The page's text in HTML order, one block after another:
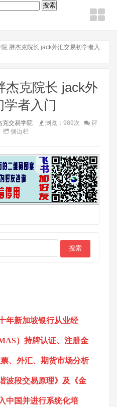
胖杰克院长 jack外汇交易初学者入
杰克院长 jack外
者入门
克交易学院 浏览：989次
评
侧边栏
年新加坡银行从业经
）持牌认证、注册金
、外汇、期货市场分析
波段交易原理》及《金
中国并进行系统化培